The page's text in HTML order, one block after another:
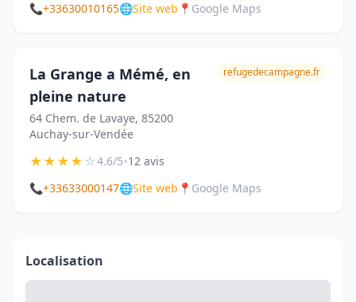
📞+33630010165🌐Site web 📍 Google Maps
La Grange a Mémé, en
pleine nature
64 Chem. de Lavaye, 85200
Auchay-sur-Vendée
refugedecampagne.fr
★★★★☆4.6/5•12 avis
📞+33633000147🌐Site web 📍 Google Maps
Localisation